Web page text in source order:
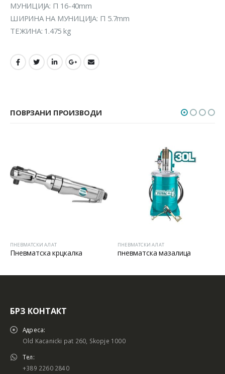
МУНИЦИЈА: П 16-40mm
ШИРИНА НА МУНИЦИЈА: П 5.7mm
ТЕЖИНА: 1.475 kg
ПОВРЗАНИ ПРОИЗВОДИ
ПНЕВМАТСКИ АЛАТ
Пневматска крцкалка
ПНЕВМАТСКИ АЛАТ
пневматска мазалица
БРЗ КОНТАКТ
Адреса:
Old Kacanicki pat 260, Skopje 1000
Тел:
+389 2260 2840